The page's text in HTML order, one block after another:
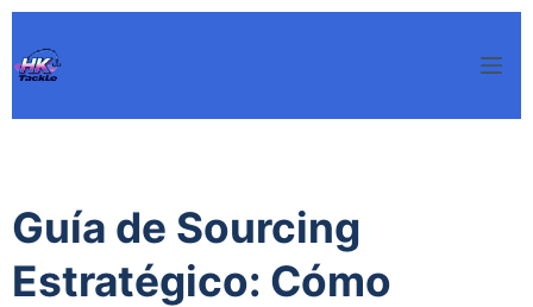
al
Guía de Sourcing
Estratégico: Cómo